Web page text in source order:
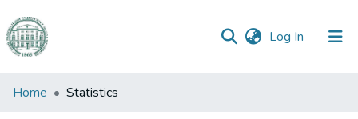
Log In (current)
Communities
Home Statistics